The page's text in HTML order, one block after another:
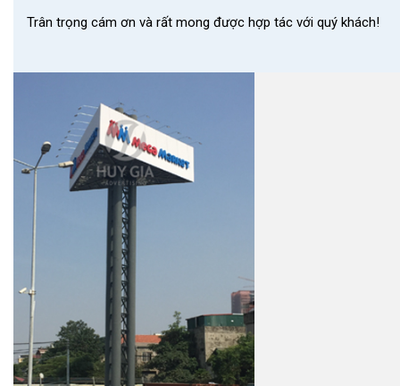
Trân trọng cám ơn và rất mong được hợp tác với quý khách!